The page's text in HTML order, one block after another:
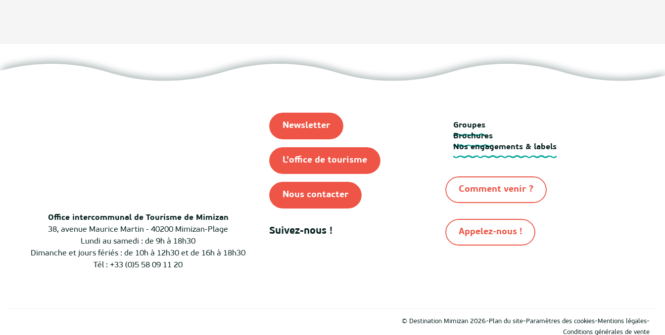
Office intercommunal de Tourisme de Mimizan
38, avenue Maurice Martin - 40200 Mimizan-Plage
Lundi au samedi : de 9h à 18h30
Dimanche et jours fériés : de 10h à 12h30 et de 16h à 18h30
Tél : +33 (0)5 58 09 11 20
Newsletter
L'office de tourisme
Nous contacter
Suivez-nous !
Groupes
Brochures
Nos engagements & labels
Comment venir ?
Appelez-nous !
© Destination Mimizan 2026- Plan du site- Paramètres des cookies- Mentions légales-
Conditions générales de vente